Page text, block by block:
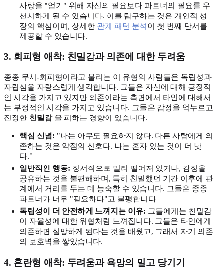
사랑을 "얻기" 위해 자신의 필요보다 파트너의 필요를 우
선시하게 될 수 있습니다. 이를 탐구하는 것은 개인적 성
장의 핵심이며, 상세한 관계 패턴 분석이 첫 번째 단서를
제공할 수 있습니다.
3. 회피형 애착: 친밀감과 의존에 대한 두려움
종종 무시-회피형이라고 불리는 이 유형의 사람들은 독립성과
자립심을 자랑스럽게 생각합니다. 그들은 자신에 대해 긍정적
인 시각을 가지고 있지만 의존이라는 측면에서 타인에 대해서
는 부정적인 시각을 가지고 있습니다. 그들은 감정을 억누르고
진정한 친밀감을 피하는 경향이 있습니다.
핵심 신념: "나는 아무도 필요하지 않다. 다른 사람에게 의
존하는 것은 약점의 신호다. 나는 혼자 있는 것이 더 낫
다."
일반적인 행동: 정서적으로 멀리 떨어져 있거나, 감정을
공유하는 것을 불편해하며, 특히 친밀했던 기간 이후에 관
계에서 거리를 두는 데 능숙할 수 있습니다. 그들은 종종
파트너가 너무 "필요하다"고 불평합니다.
독립성이 더 안전하게 느껴지는 이유: 그들에게는 친밀감
이 자율성에 대한 위협처럼 느껴집니다. 그들은 타인에게
의존하면 실망하게 된다는 것을 배웠고, 그래서 자기 의존
의 보호벽을 쌓았습니다.
4. 혼란형 애착: 두려움과 욕망의 밀고 당기기